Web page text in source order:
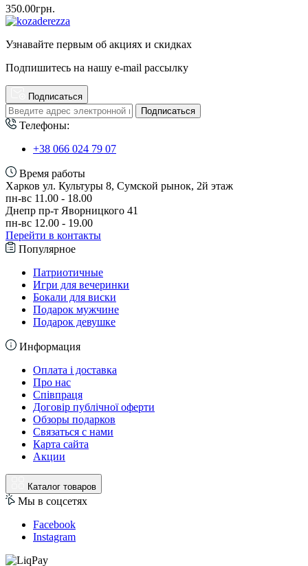
350.00грн.
Узнавайте первым об акциях и скидках
Подпишитесь на нашу e-mail рассылку
Подписаться
Подписаться
Телефоны:
+38 066 024 79 07
Время работы
Харков ул. Культуры 8, Сумской рынок, 2й этаж
пн-вс 11.00 - 18.00
Днепр пр-т Яворницкого 41
пн-вс 12.00 - 19.00
Перейти в контакты
Популярное
Патриотичные
Игри для вечеринки
Бокали для виски
Подарок мужчине
Подарок девушке
Информация
Оплата і доставка
Про нас
Співпраця
Договір публічної оферти
Обзоры подарков
Связаться с нами
Карта сайта
Акции
Каталог товаров
Мы в соцсетях
Facebook
Instagram